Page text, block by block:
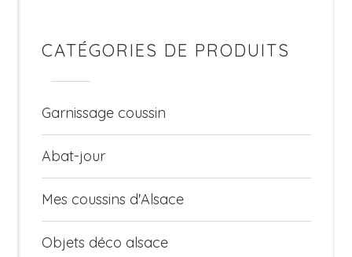
CATÉGORIES DE PRODUITS
Garnissage coussin
Abat-jour
Mes coussins d'Alsace
Objets déco alsace